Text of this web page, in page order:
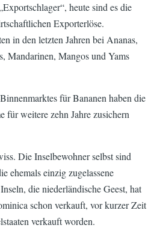
heute sind es die
Exporterlöse.
in den letzten Jahren bei Ananas,
Mandarinen, Mangos und Yams
für Bananen haben die
für weitere zehn Jahre zusichern
Die Inselbewohner selbst sind
ehemals einzig zugelassene
die niederländische Geest, hat
schon verkauft, vor kurzer Zeit
verkauft worden.